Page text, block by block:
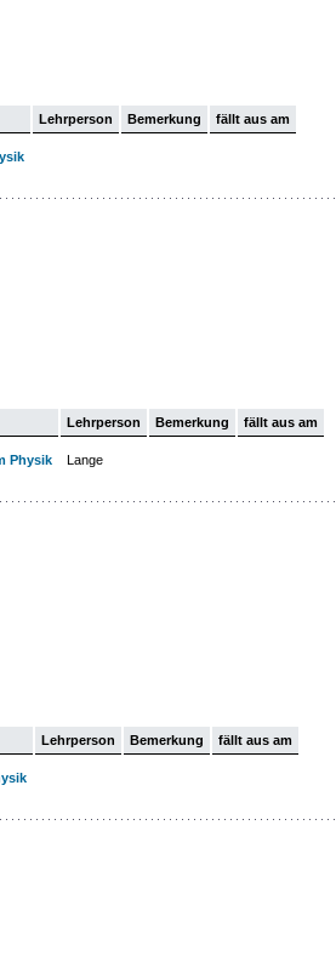
Lehrperson Bemerkung fällt aus am
Lehrperson Bemerkung fällt aus am
Physik Lange
Lehrperson Bemerkung fällt aus am